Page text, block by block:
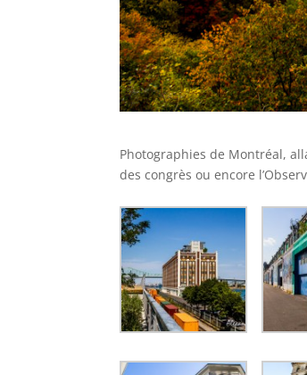
Photographies de Montréal,
des congrès ou encore